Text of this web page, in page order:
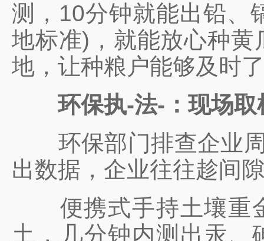
测，10分钟就能出铅、
地标准)，就能放心种
地，让种粮户能够及时
环保执-法-：现场取
环保部门排查企业周
出数据，企业往往趁间
便携式手持土壤重金
土，几分钟内测出汞、